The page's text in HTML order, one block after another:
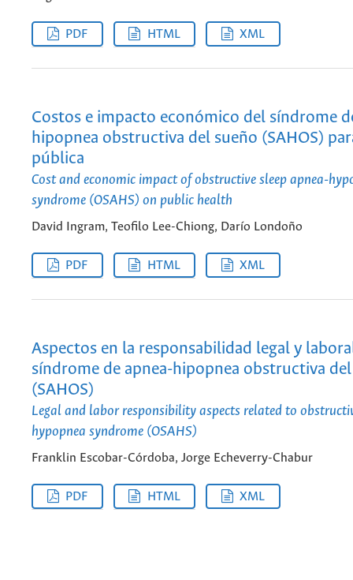
PDF HTML XML
Costos e impacto económico del síndrome
hipopnea obstructiva del sueño (SAHOS)
pública
Cost and economic impact of obstructive sleep apnea-
syndrome (OSAHS) on public health
David Ingram, Teofilo Lee-Chiong, Darío Londoño
PDF HTML XML
Aspectos en la responsabilidad legal y
síndrome de apnea-hipopnea obstructiva
(SAHOS)
Legal and labor responsibility aspects related to
hypopnea syndrome (OSAHS)
Franklin Escobar-Córdoba, Jorge Echeverry-Chabur
PDF HTML XML